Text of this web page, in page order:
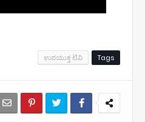
Tags
ಉಪಯುಕ್ತ ಟಿವಿ